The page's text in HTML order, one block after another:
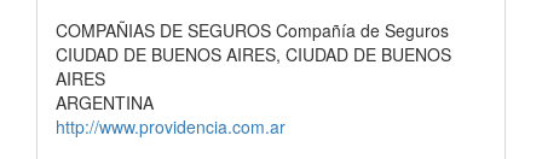
COMPAÑIAS DE SEGUROS Compañía de Seguros
CIUDAD DE BUENOS AIRES, CIUDAD DE BUENOS
AIRES
ARGENTINA
http://www.providencia.com.ar